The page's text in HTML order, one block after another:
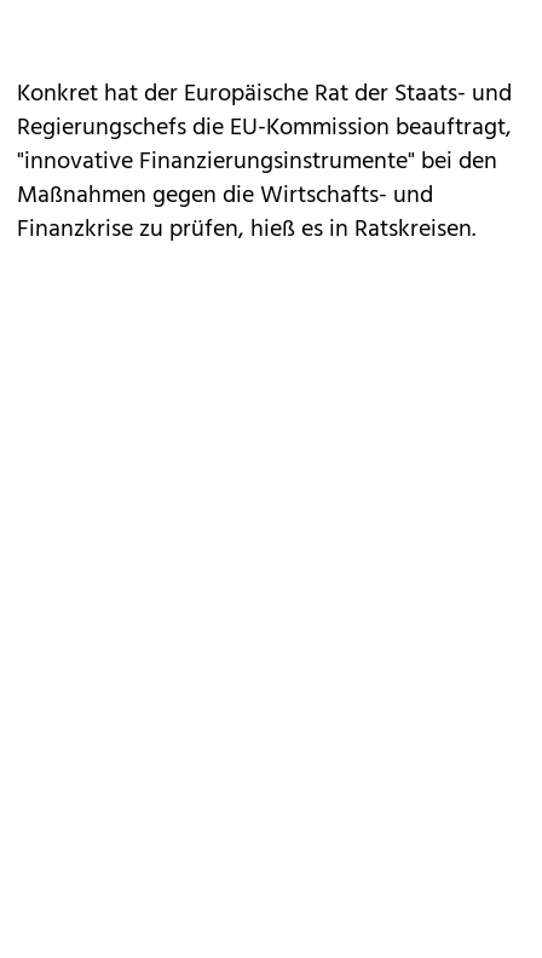
Konkret hat der Europäische Rat der Staats- und
Regierungschefs die EU-Kommission beauftragt,
"innovative Finanzierungsinstrumente" bei den
Maßnahmen gegen die Wirtschafts- und
Finanzkrise zu prüfen, hieß es in Ratskreisen.